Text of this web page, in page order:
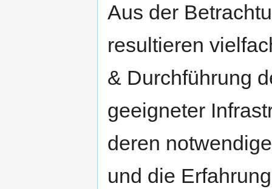
Aus der
resultieren
& Durchführung
geeigneter
deren
und die